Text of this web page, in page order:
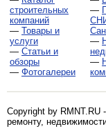
строительных
компаний
— Товары и
услуги
— Статьи и
обзоры
— Фотогалереи
—
—
—
Copyright by RMNT.RU
ремонту,